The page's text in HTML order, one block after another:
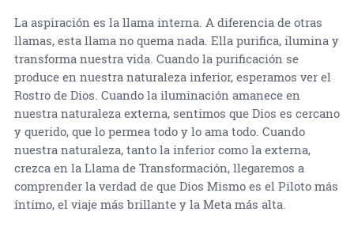
La aspiración es la llama interna. A diferencia de otras
llamas, esta llama no quema nada. Ella purifica, ilumina y
transforma nuestra vida. Cuando la purificación se
produce en nuestra naturaleza inferior, esperamos ver el
Rostro de Dios. Cuando la iluminación amanece en
nuestra naturaleza externa, sentimos que Dios es cercano
y querido, que lo permea todo y lo ama todo. Cuando
nuestra naturaleza, tanto la inferior como la externa,
crezca en la Llama de Transformación, llegaremos a
comprender la verdad de que Dios Mismo es el Piloto más
íntimo, el viaje más brillante y la Meta más alta.